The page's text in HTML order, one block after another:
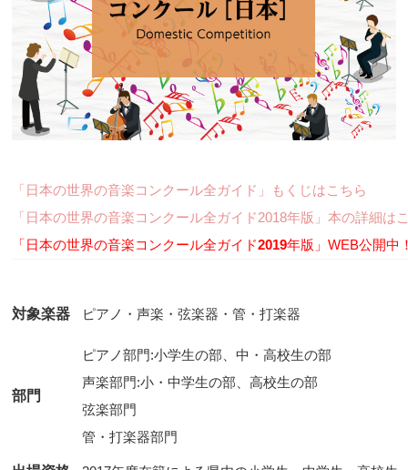
「日本の世界の音楽コンクール全ガイド」もくじはこちら
「日本の世界の音楽コンクール全ガイド2018年版」本の詳細は
「日本の世界の音楽コンクール全ガイド2019年版」WEB公開中
対象楽器
部門
ピアノ部門:小学生の部、中・高校生の部
声楽部門:小・中学生の部、高校生の部
弦楽部門
管・打楽器部門